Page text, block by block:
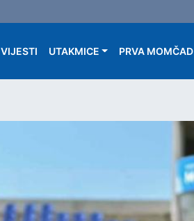
Main navigation
VIJESTI UTAKMICE PRVA MOMČAD